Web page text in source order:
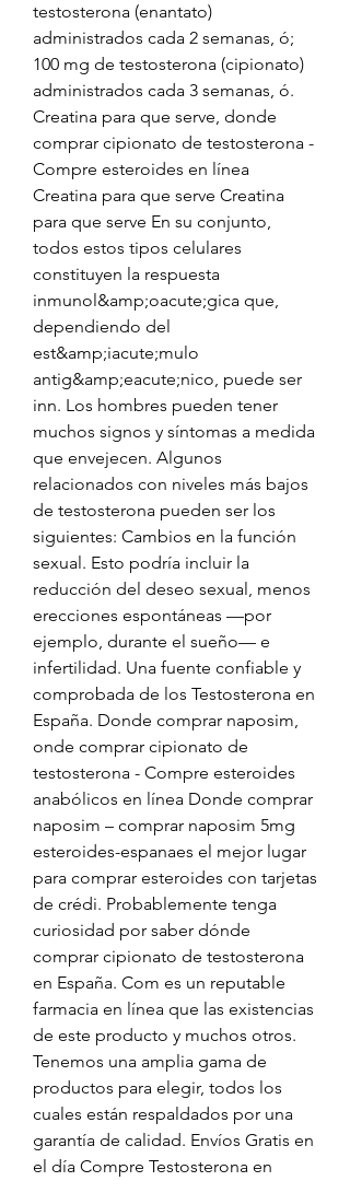
testosterona (enantato)
administrados cada 2 semanas, ó;
100 mg de testosterona (cipionato)
administrados cada 3 semanas, ó.
Creatina para que serve, donde
comprar cipionato de testosterona -
Compre esteroides en línea
Creatina para que serve Creatina
para que serve En su conjunto,
todos estos tipos celulares
constituyen la respuesta
inmunol&amp;oacute;gica que,
dependiendo del
est&amp;iacute;mulo
antig&amp;eacute;nico, puede ser
inn. Los hombres pueden tener
muchos signos y síntomas a medida
que envejecen. Algunos
relacionados con niveles más bajos
de testosterona pueden ser los
siguientes: Cambios en la función
sexual. Esto podría incluir la
reducción del deseo sexual, menos
erecciones espontáneas —por
ejemplo, durante el sueño— e
infertilidad. Una fuente confiable y
comprobada de los Testosterona en
España. Donde comprar naposim,
onde comprar cipionato de
testosterona - Compre esteroides
anabólicos en línea Donde comprar
naposim – comprar naposim 5mg
esteroides-espanaes el mejor lugar
para comprar esteroides con tarjetas
de crédi. Probablemente tenga
curiosidad por saber dónde
comprar cipionato de testosterona
en España. Com es un reputable
farmacia en línea que las existencias
de este producto y muchos otros.
Tenemos una amplia gama de
productos para elegir, todos los
cuales están respaldados por una
garantía de calidad. Envíos Gratis en
el día Compre Testosterona en